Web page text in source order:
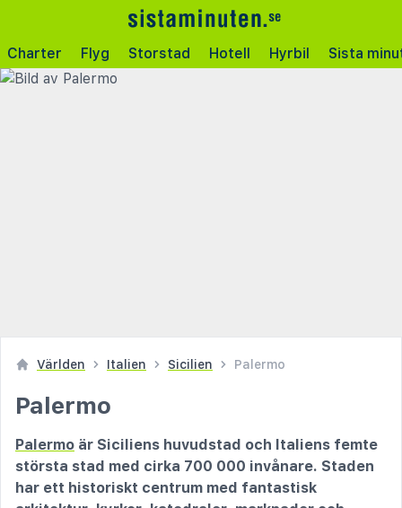
Charter Flyg Storstad Hotell Hyrbil Sista
Världen Italien Sicilien Palermo
Palermo
Palermo är Siciliens huvudstad och Italiens femte
största stad med cirka 700 000 invånare. Staden
har ett historiskt centrum med fantastisk